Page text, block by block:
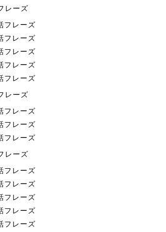
レーズ
フレーズ
フレーズ
フレーズ
フレーズ
フレーズ
レーズ
フレーズ
フレーズ
フレーズ
レーズ
フレーズ
フレーズ
フレーズ
フレーズ
フレーズ